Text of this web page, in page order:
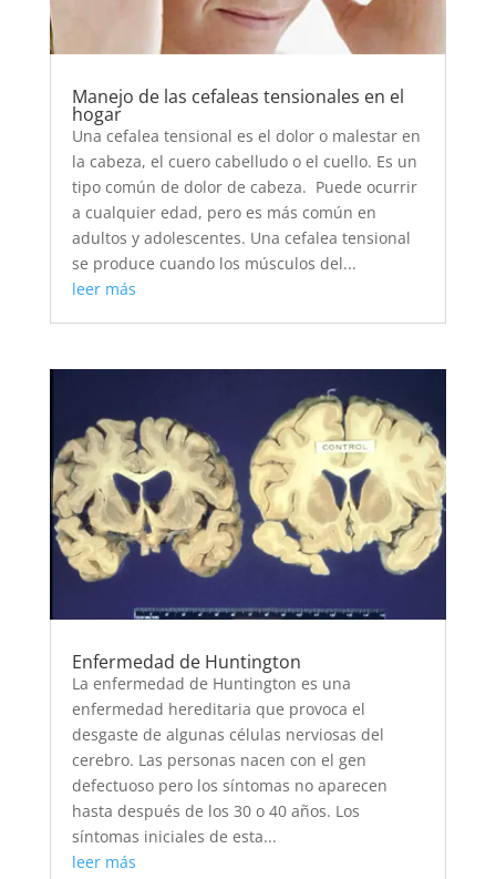
Manejo de las cefaleas tensionales en el
hogar
Una cefalea tensional es el dolor o malestar en
la cabeza, el cuero cabelludo o el cuello. Es un
tipo común de dolor de cabeza. Puede ocurrir
a cualquier edad, pero es más común en
adultos y adolescentes. Una cefalea tensional
se produce cuando los músculos del...
leer más
Enfermedad de Huntington
La enfermedad de Huntington es una
enfermedad hereditaria que provoca el
desgaste de algunas células nerviosas del
cerebro. Las personas nacen con el gen
defectuoso pero los síntomas no aparecen
hasta después de los 30 o 40 años. Los
síntomas iniciales de esta...
leer más